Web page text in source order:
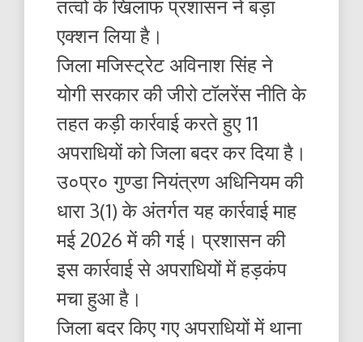
तत्वों के खिलाफ प्रशासन ने बड़ा
एक्शन लिया है।
जिला मजिस्ट्रेट अविनाश सिंह ने
योगी सरकार की जीरो टॉलरेंस नीति के
तहत कड़ी कार्रवाई करते हुए 11
अपराधियों को जिला बदर कर दिया है।
उ०प्र० गुण्डा नियंत्रण अधिनियम की
धारा 3(1) के अंतर्गत यह कार्रवाई माह
मई 2026 में की गई। प्रशासन की
इस कार्रवाई से अपराधियों में हड़कंप
मचा हुआ है।
जिला बदर किए गए अपराधियों में थाना